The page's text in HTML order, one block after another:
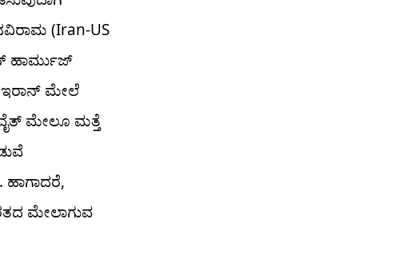
(Iran-US
ಹಾರ್ಮುಜ್
ಇರಾನ್ ಮೇಲೆ
ಮೇಲೂ ಮತ್ತೆ
ಮೇಲಾಗುವ